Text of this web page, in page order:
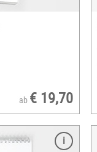
ab € 19,70